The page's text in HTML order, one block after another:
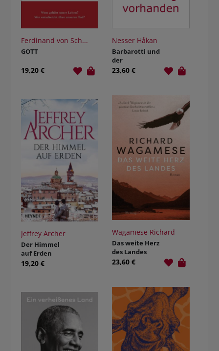
Ferdinand von Sch...
GOTT
19,20 €
Nesser Håkan
Barbarotti und
der
schwermütige
23,60 €
Jeffrey Archer
Der Himmel
auf Erden
19,20 €
Wagamese Richard
Das weite Herz
des Landes
23,60 €